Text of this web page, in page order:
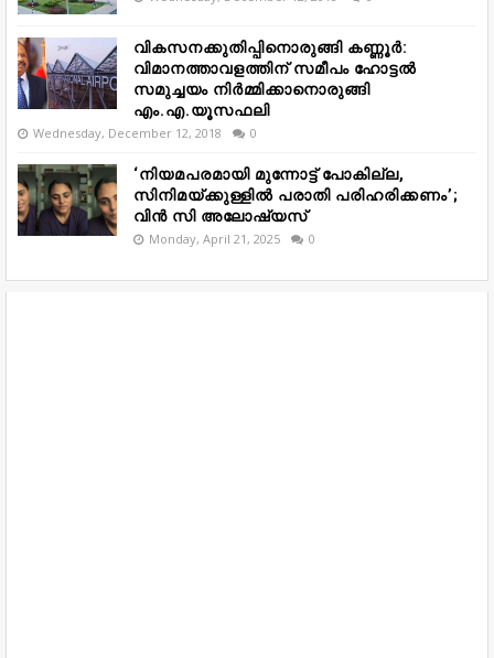
വികസനക്കുതിപ്പിനൊരുങ്ങി കണ്ണൂർ:
വിമാനത്താവളത്തിന് സമീപം ഹോട്ടൽ
സമുച്ചയം നിർമ്മിക്കാനൊരുങ്ങി
എം.എ.യൂസഫലി
Wednesday, December 12, 2018 0
‘നിയമപരമായി മുന്നോട്ട് പോകില്ല,
സിനിമയ്ക്കുള്ളിൽ പരാതി പരിഹരിക്കണം’;
വിൻ സി അലോഷ്യസ്
Monday, April 21, 2025 0